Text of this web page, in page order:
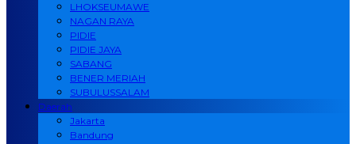
LHOKSEUMAWE
NAGAN RAYA
PIDIE
PIDIE JAYA
SABANG
BENER MERIAH
SUBULUSSALAM
Daerah
Jakarta
Bandung